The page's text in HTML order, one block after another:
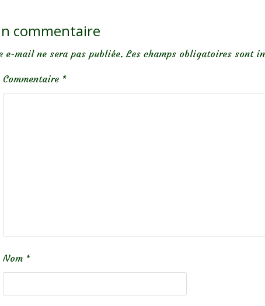
commentaire
e-mail ne sera pas publiée. Les champs obligatoires sont
Commentaire *
Nom *